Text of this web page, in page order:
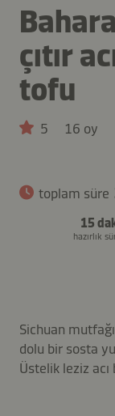
çıtır
tofu
5 16 oy
toplam süre
15
hazırlık
Sichuan
dolu bir sosta
Üstelik leziz